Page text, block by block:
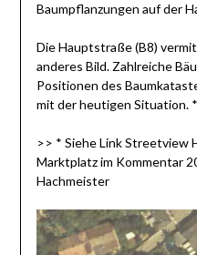
Baumpflanzungen auf der
Die Hauptstraße (B8)
anderes Bild. Zahlreiche
Positionen des
mit der heutigen Situation. *
>> * Siehe Link Streetview
Marktplatz im Kommentar
Hachmeister